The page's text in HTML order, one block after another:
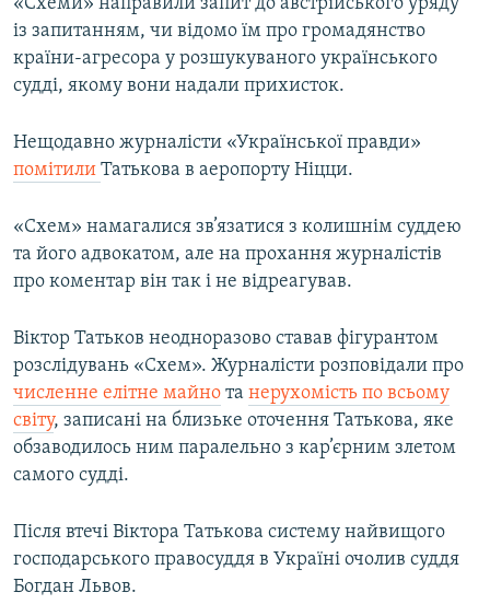
із запитанням, чи відомо їм про громадянство
країни-агресора у розшукуваного українського
судді, якому вони надали прихисток.
Нещодавно журналісти «Української правди»
помітили Татькова в аеропорту Ніцци.
«Схем» намагалися зв’язатися з колишнім суддею
та його адвокатом, але на прохання журналістів
про коментар він так і не відреагував.
Віктор Татьков неодноразово ставав фігурантом
розслідувань «Схем». Журналісти розповідали про
численне елітне майно та нерухомість по всьому
світу, записані на близьке оточення Татькова, яке
обзаводилось ним паралельно з кар’єрним злетом
самого судді.
Після втечі Віктора Татькова систему найвищого
господарського правосуддя в Україні очолив суддя
Богдан Львов.